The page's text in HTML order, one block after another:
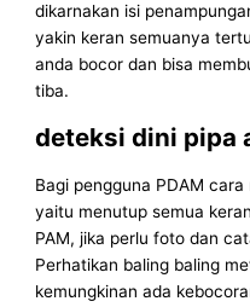
dikarnakan isi
yakin keran semuanya
anda bocor dan bisa
tiba.
deteksi dini pipa
Bagi pengguna PDAM
yaitu menutup semua
PAM, jika perlu foto dan
Perhatikan baling baling
kemungkinan ada